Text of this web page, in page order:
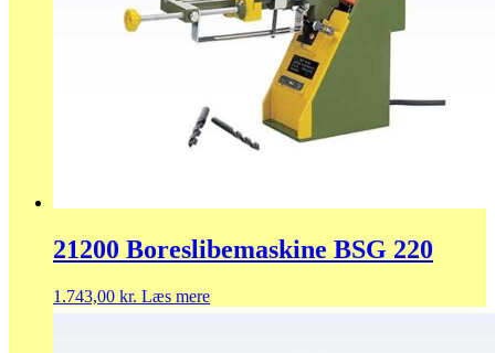
21200 Boreslibemaskine BSG 220
1.743,00 kr. Læs mere